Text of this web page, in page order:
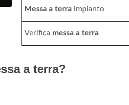
Messa a terra impianto
Verifica messa a terra
a terra?